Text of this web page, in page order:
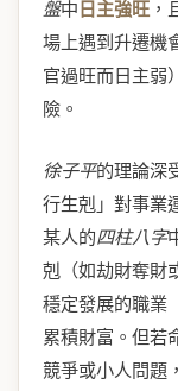
盤中 日主強旺 ，
場上遇到升遷機
官過旺而日主弱
險。
徐子平的理論深
行生剋」對事業
某人的四柱八字
剋（如劫財奪財
穩定發展的職業
累積財富。但若
競爭或小人問題